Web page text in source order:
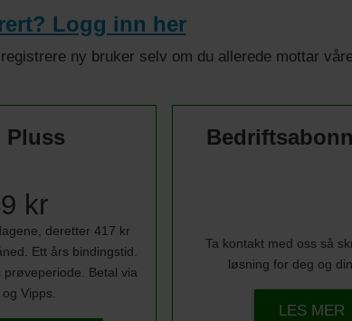
Logg inn her
ny bruker selv om du allerede mottar
Pluss
kr
deretter 417 kr
Ett års bindingstid.
prøveperiode. Betal via
og Vipps.
Ta kontakt med oss så
løsning for deg og
LES MER